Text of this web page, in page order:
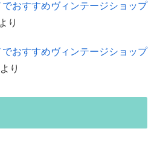
おすすめヴィンテージショップ
より
おすすめヴィンテージショップ
より